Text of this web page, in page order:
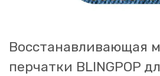
Восстанавливающая
перчатки BLINGPOP